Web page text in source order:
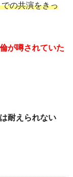
の共演をきっ
が噂されていた
耐えられない